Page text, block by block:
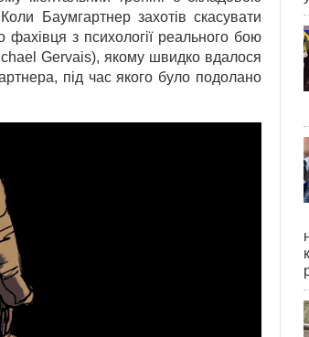
Баумгартнер захотів скасувати
з психології реального бою
Gervais), якому швидко вдалося
під час якого було подолано